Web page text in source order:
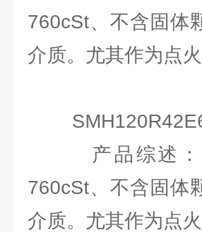
760cSt、不含固体
介质。尤其作为点
产品综述：
760cSt、不含固体
介质。尤其作为点